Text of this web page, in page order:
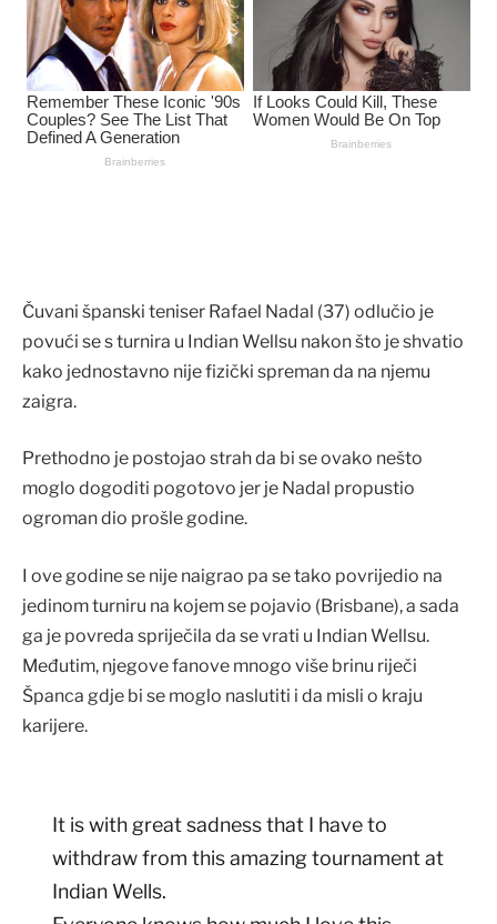
Čuvani španski teniser Rafael Nadal (37) odlučio je
povući se s turnira u Indian Wellsu nakon što je shvatio
kako jednostavno nije fizički spreman da na njemu
zaigra.
Prethodno je postojao strah da bi se ovako nešto
moglo dogoditi pogotovo jer je Nadal propustio
ogroman dio prošle godine.
I ove godine se nije naigrao pa se tako povrijedio na
jedinom turniru na kojem se pojavio (Brisbane), a sada
ga je povreda spriječila da se vrati u Indian Wellsu.
Međutim, njegove fanove mnogo više brinu riječi
Španca gdje bi se moglo naslutiti i da misli o kraju
karijere.
It is with great sadness that I have to
withdraw from this amazing tournament at
Indian Wells.